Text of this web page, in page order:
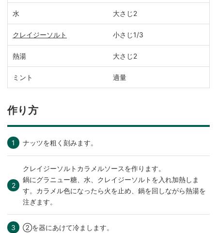
水 大さじ2
クレイジーソルト 小さじ1/3
熱湯 大さじ2
ミント 適量
作り方
ナッツを粗く刻みます。
クレイジーソルトカラメルソースを作ります。
鍋にグラニュー糖、水、クレイジーソルトを入れ加熱しま
す。カラメル色になったら火を止め、鍋を回しながら熱湯を
注ぎます。
②を器にあけて冷まします。